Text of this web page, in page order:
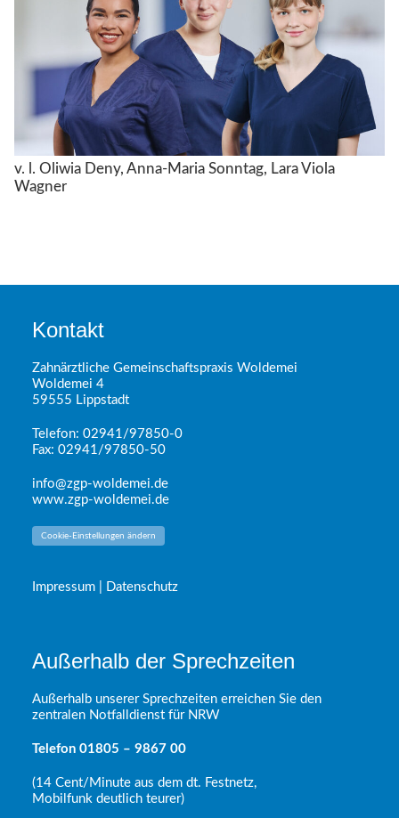
v. l. Oliwia Deny, Anna-Maria Sonntag, Lara Viola
Wagner
Kontakt
Zahnärztliche Gemeinschaftspraxis Woldemei
Woldemei 4
59555 Lippstadt
Telefon: 02941/97850-0
Fax: 02941/97850-50
info@zgp-woldemei.de
www.zgp-woldemei.de
Cookie-Einstellungen ändern
Impressum | Datenschutz
Außerhalb der Sprechzeiten
Außerhalb unserer Sprechzeiten erreichen Sie den
zentralen Notfalldienst für NRW
Telefon 01805 – 9867 00
(14 Cent/Minute aus dem dt. Festnetz,
Mobilfunk deutlich teurer)